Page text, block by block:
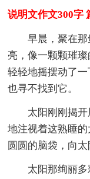
说明文作文300字
早晨，聚在
亮，像一颗颗璀
轻轻地摇摆动了
也寻不找到它。
太阳刚刚揭
地注视着这熟睡
圆圆的脑袋，向
太阳那绚丽